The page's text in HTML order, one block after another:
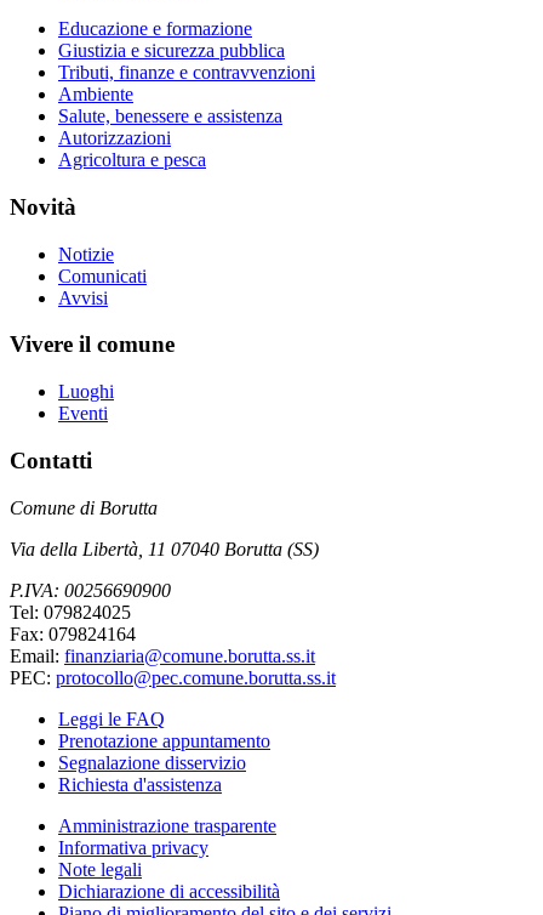
Educazione e formazione
Giustizia e sicurezza pubblica
Tributi, finanze e contravvenzioni
Ambiente
Salute, benessere e assistenza
Autorizzazioni
Agricoltura e pesca
Novità
Notizie
Comunicati
Avvisi
Vivere il comune
Luoghi
Eventi
Contatti
Comune di Borutta
Via della Libertà, 11 07040 Borutta (SS)
P.IVA: 00256690900
Tel: 079824025
Fax: 079824164
Email: finanziaria@comune.borutta.ss.it
PEC: protocollo@pec.comune.borutta.ss.it
Leggi le FAQ
Prenotazione appuntamento
Segnalazione disservizio
Richiesta d'assistenza
Amministrazione trasparente
Informativa privacy
Note legali
Dichiarazione di accessibilità